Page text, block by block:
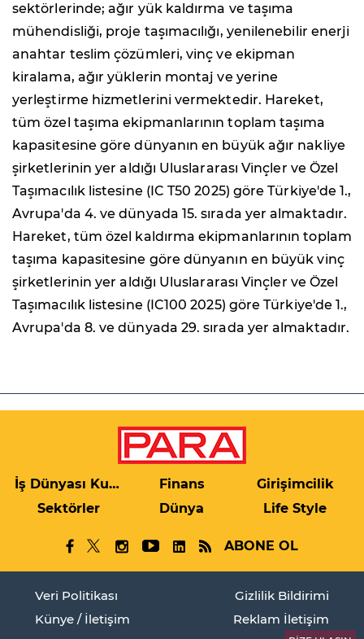
sektörlerinde; ağır yük kaldırma ve taşıma
mühendisliği, proje taşımacılığı, yenilenebilir enerji
anahtar teslim çözümleri, vinç ve ekipman
kiralama, ağır yüklerin montaj ve yerine
yerleştirme hizmetlerini vermektedir. Hareket,
tüm özel taşıma ekipmanlarının toplam taşıma
kapasitesine göre dünyanın en büyük ağır nakliye
şirketlerinin yer aldığı Uluslararası Vinçler ve Özel
Taşımacılık listesine (IC T50 2025) göre Türkiye'de 1.,
Avrupa'da 4. ve dünyada 15. sırada yer almaktadır.
Hareket, tüm özel kaldırma ekipmanlarının toplam
taşıma kapasitesine göre dünyanın en büyük vinç
şirketlerinin yer aldığı Uluslararası Vinçler ve Özel
Taşımacılık listesine (IC100 2025) göre Türkiye'de 1.,
Avrupa'da 8. ve dünyada 29. sırada yer almaktadır.
İş Dünyası Kulis Finans
Girişimcilik
Sektörler
Dünya Life Style
ABONE OL
Veri Politikası
Gizlilik Bildirimi
Künye / İletişim
Reklam İletişim